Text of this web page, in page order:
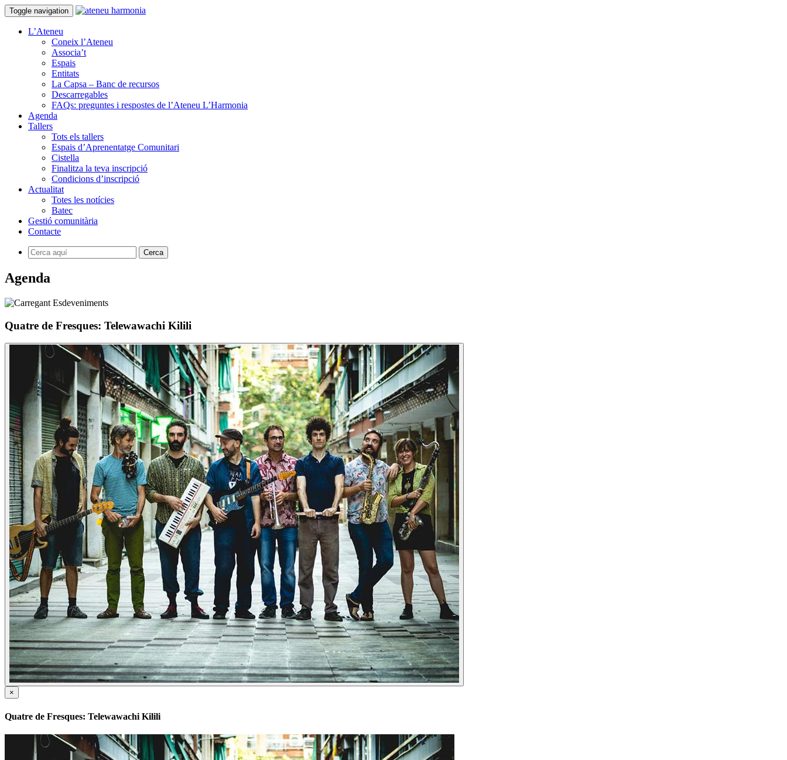
Toggle navigation
L’Ateneu
Coneix l’Ateneu
Associa’t
Espais
Entitats
La Capsa – Banc de recursos
Descarregables
FAQs: preguntes i respostes de l’Ateneu L’Harmonia
Agenda
Tallers
Tots els tallers
Espais d’Aprenentatge Comunitari
Cistella
Finalitza la teva inscripció
Condicions d’inscripció
Actualitat
Totes les notícies
Batec
Gestió comunitària
Contacte
Agenda
Quatre de Fresques: Telewawachi Kilili
×
Quatre de Fresques: Telewawachi Kilili